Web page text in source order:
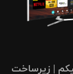
| زیرساخت